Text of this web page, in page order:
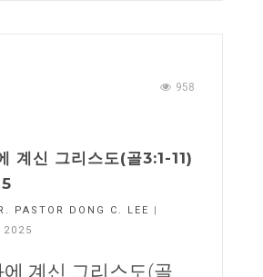
958
계신 그리스도(골3:1-11)
PASTOR DONG C. LEE
|
2025
계신 그리스도(골